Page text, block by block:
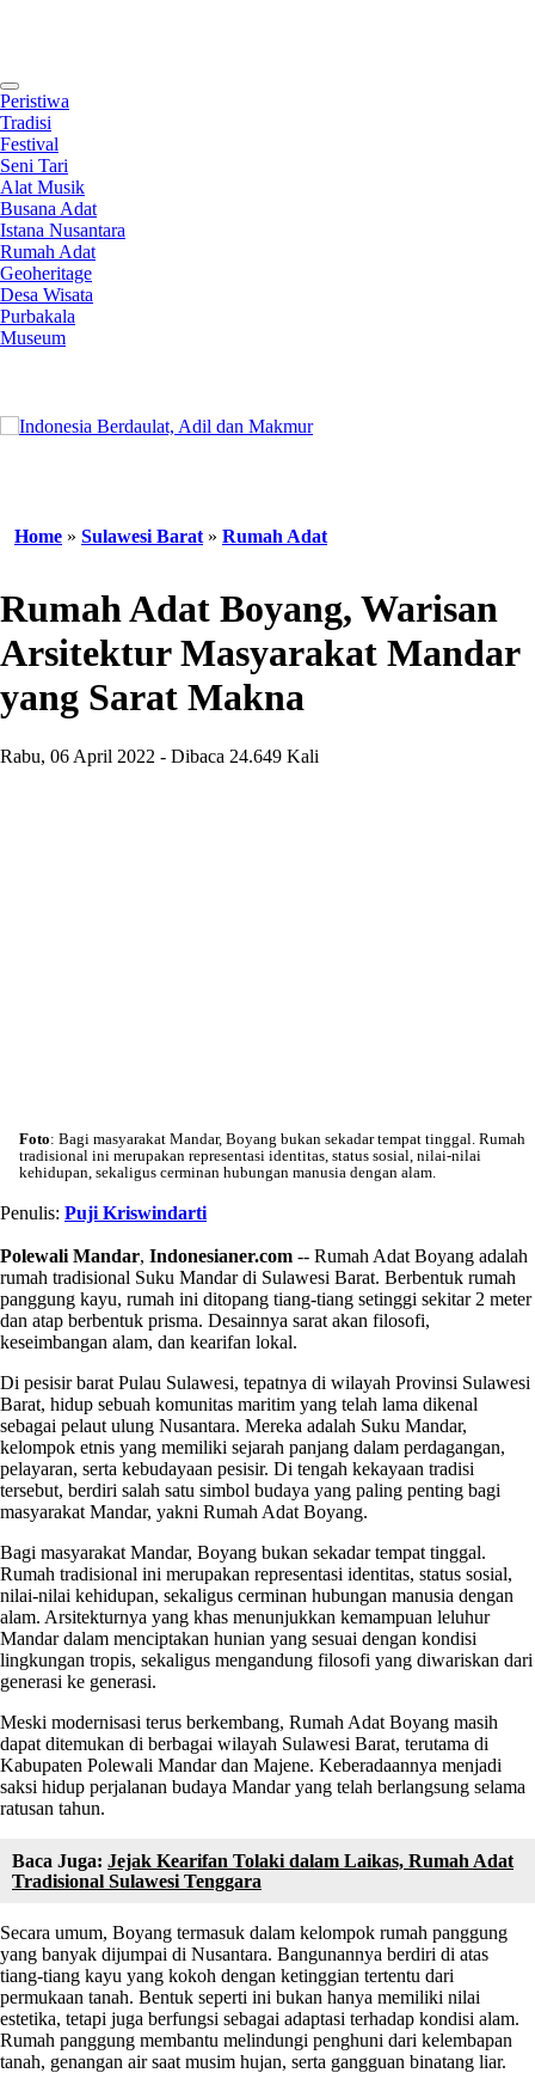
Peristiwa
Tradisi
Festival
Seni Tari
Alat Musik
Busana Adat
Istana Nusantara
Rumah Adat
Geoheritage
Desa Wisata
Purbakala
Museum
Home » Sulawesi Barat » Rumah Adat
Rumah Adat Boyang, Warisan
Arsitektur Masyarakat Mandar
yang Sarat Makna
Rabu, 06 April 2022 - Dibaca 24.649 Kali
Foto: Bagi masyarakat Mandar, Boyang bukan sekadar tempat tinggal. Rumah
tradisional ini merupakan representasi identitas, status sosial, nilai-nilai
kehidupan, sekaligus cerminan hubungan manusia dengan alam.
Penulis: Puji Kriswindarti
Polewali Mandar, Indonesianer.com -- Rumah Adat Boyang adalah
rumah tradisional Suku Mandar di Sulawesi Barat. Berbentuk rumah
panggung kayu, rumah ini ditopang tiang-tiang setinggi sekitar 2 meter
dan atap berbentuk prisma. Desainnya sarat akan filosofi,
keseimbangan alam, dan kearifan lokal.
Di pesisir barat Pulau Sulawesi, tepatnya di wilayah Provinsi Sulawesi
Barat, hidup sebuah komunitas maritim yang telah lama dikenal
sebagai pelaut ulung Nusantara. Mereka adalah Suku Mandar,
kelompok etnis yang memiliki sejarah panjang dalam perdagangan,
pelayaran, serta kebudayaan pesisir. Di tengah kekayaan tradisi
tersebut, berdiri salah satu simbol budaya yang paling penting bagi
masyarakat Mandar, yakni Rumah Adat Boyang.
Bagi masyarakat Mandar, Boyang bukan sekadar tempat tinggal.
Rumah tradisional ini merupakan representasi identitas, status sosial,
nilai-nilai kehidupan, sekaligus cerminan hubungan manusia dengan
alam. Arsitekturnya yang khas menunjukkan kemampuan leluhur
Mandar dalam menciptakan hunian yang sesuai dengan kondisi
lingkungan tropis, sekaligus mengandung filosofi yang diwariskan dari
generasi ke generasi.
Meski modernisasi terus berkembang, Rumah Adat Boyang masih
dapat ditemukan di berbagai wilayah Sulawesi Barat, terutama di
Kabupaten Polewali Mandar dan Majene. Keberadaannya menjadi
saksi hidup perjalanan budaya Mandar yang telah berlangsung selama
ratusan tahun.
Baca Juga: Jejak Kearifan Tolaki dalam Laikas, Rumah Adat
Tradisional Sulawesi Tenggara
Secara umum, Boyang termasuk dalam kelompok rumah panggung
yang banyak dijumpai di Nusantara. Bangunannya berdiri di atas
tiang-tiang kayu yang kokoh dengan ketinggian tertentu dari
permukaan tanah. Bentuk seperti ini bukan hanya memiliki nilai
estetika, tetapi juga berfungsi sebagai adaptasi terhadap kondisi alam.
Rumah panggung membantu melindungi penghuni dari kelembapan
tanah, genangan air saat musim hujan, serta gangguan binatang liar.